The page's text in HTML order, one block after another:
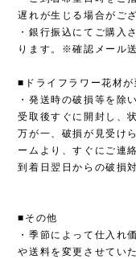
遅れが生じる場合がご
・銀行振込にてご購入
ります。※確認メール
■ドライフラワー花材が
・発送時の破損等を除
受取後すぐに開封し、
万が一、破損が見受け
ームより、すぐにご連
到着日翌日からの破損
■その他
・季節によって仕入れ
や送料を変更させてい